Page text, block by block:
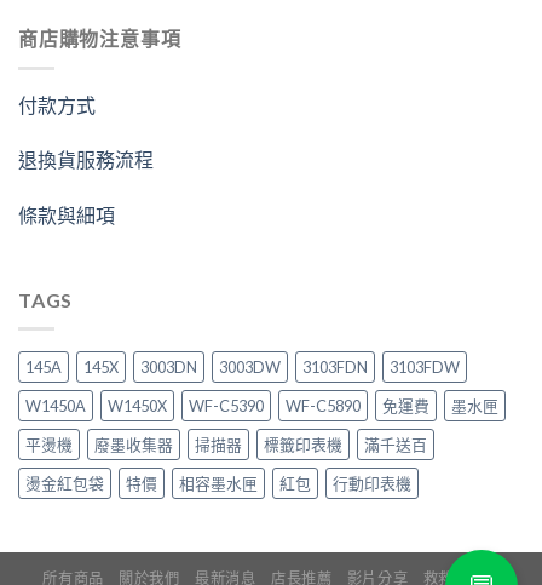
商店購物注意事項
付款方式
退換貨服務流程
條款與細項
TAGS
145A 145X 3003DN 3003DW 3103FDN
3103FDW
W1450A
W1450X WF-C5390 WF-C5890 免運費
墨水匣
平燙機
廢墨收集器 掃描器 標籤印表機
滿千送百
燙金紅包袋
特價 相容墨水匣 紅包 行動印表機
所有商品 關於我們 最新消息 店長推薦 影片分享 救救印表機